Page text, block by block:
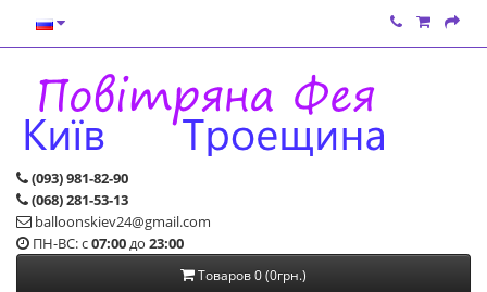
(093) 981-82-90
(068) 281-53-13
balloonskiev24@gmail.com
ПН-ВС: с07:00до 23:00
Товаров 0 (0грн.)